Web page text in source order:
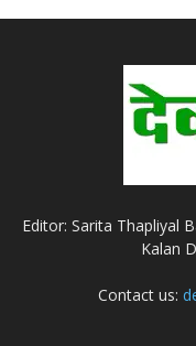
Editor: Sarita Thapliyal
Kalan
Contact us: